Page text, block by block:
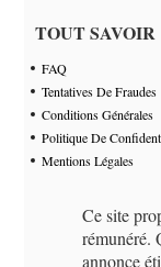
TOUT SAVOIR
FAQ
Tentatives De Fraudes
Conditions Générales
Politique De
Mentions Légales
Ce site
rémunéré.
annonce